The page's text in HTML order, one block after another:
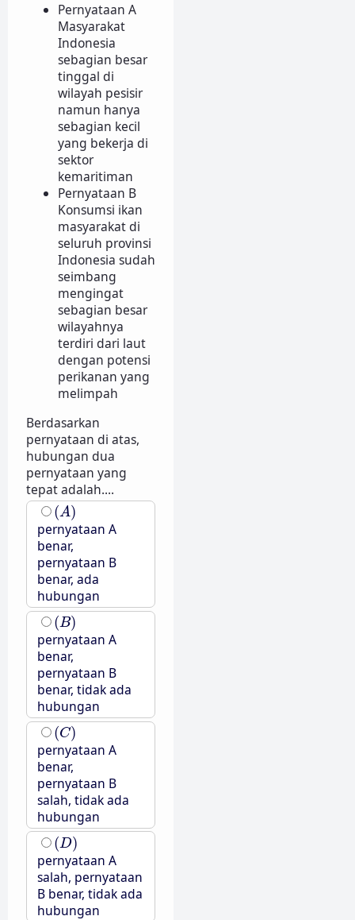
Pernyataan A
Masyarakat
Indonesia
sebagian besar
tinggal di
wilayah pesisir
namun hanya
sebagian kecil
yang bekerja di
sektor
kemaritiman
Pernyataan B
Konsumsi ikan
masyarakat di
seluruh provinsi
Indonesia sudah
seimbang
mengingat
sebagian besar
wilayahnya
terdiri dari laut
dengan potensi
perikanan yang
melimpah
Berdasarkan
pernyataan di atas,
hubungan dua
pernyataan yang
tepat adalah....
(A)
(A)
pernyataan A
benar,
pernyataan B
benar, ada
hubungan
(B)
(B)
pernyataan A
benar,
pernyataan B
benar, tidak ada
hubungan
(C)
(C)
pernyataan A
benar,
pernyataan B
salah, tidak ada
hubungan
(D)
(D)
pernyataan A
salah, pernyataan
B benar, tidak ada
hubungan